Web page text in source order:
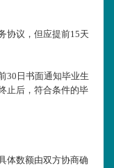
协议，但应提前15天
30日书面通知毕业生
止后，符合条件的毕
体数额由双方协商确